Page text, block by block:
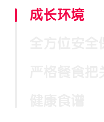
成长环境